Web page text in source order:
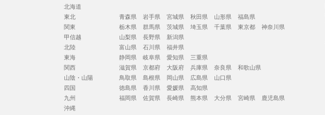
北海道
東北
青森県 岩手県 宮城県 秋田県 山形県
福島県
関東
栃木県 群馬県 茨城県 埼玉県 千葉県 東京都
神奈川県
甲信越
山梨県 長野県
新潟県
北陸
富山県 石川県
福井県
東海
静岡県 岐阜県 愛知県
三重県
関西
滋賀県 京都府 大阪府 兵庫県 奈良県
和歌山県
山陰・山陽
鳥取県 島根県 岡山県 広島県
山口県
四国
徳島県 香川県 愛媛県
高知県
九州
福岡県 佐賀県 長崎県 熊本県 大分県 宮崎県
鹿児島県
沖縄